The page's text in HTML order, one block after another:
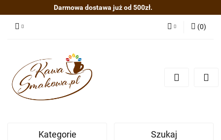
Darmowa dostawa już od 500zł.
Dodaj zgłoszenie
(0)
Kategorie Szukaj